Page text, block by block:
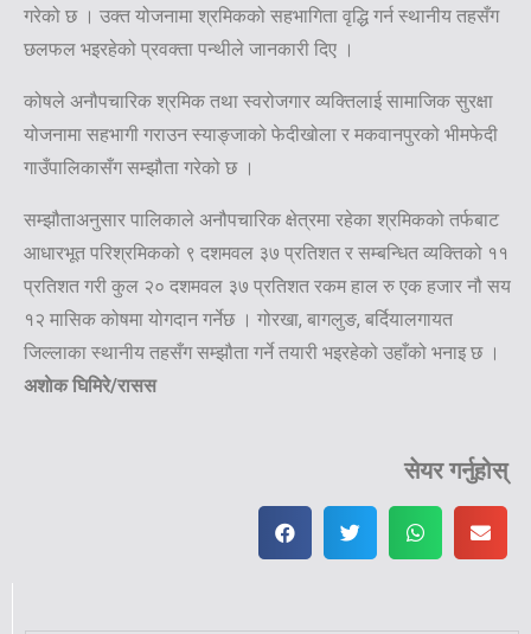
गरेको छ । उक्त योजनामा श्रमिकको सहभागिता वृद्धि गर्न स्थानीय तहसँग
छलफल भइरहेको प्रवक्ता पन्थीले जानकारी दिए ।
कोषले अनौपचारिक श्रमिक तथा स्वरोजगार व्यक्तिलाई सामाजिक सुरक्षा
योजनामा सहभागी गराउन स्याङ्जाको फेदीखोला र मकवानपुरको भीमफेदी
गाउँपालिकासँग सम्झौता गरेको छ ।
सम्झौताअनुसार पालिकाले अनौपचारिक क्षेत्रमा रहेका श्रमिकको तर्फबाट
आधारभूत परिश्रमिकको ९ दशमवल ३७ प्रतिशत र सम्बन्धित व्यक्तिको ११
प्रतिशत गरी कुल २० दशमवल ३७ प्रतिशत रकम हाल रु एक हजार नौ सय
१२ मासिक कोषमा योगदान गर्नेछ । गोरखा, बागलुङ, बर्दियालगायत
जिल्लाका स्थानीय तहसँग सम्झौता गर्ने तयारी भइरहेको उहाँको भनाइ छ ।
अशाेक घिमिरे/रासस
सेयर गर्नुहोस्